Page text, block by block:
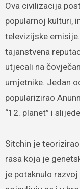
Ova civilizacija
popularnoj kulturi,
televizijske
tajanstvena
utjecali na
umjetnike. Jedan
popularizirao
“12. planet” i
Sitchin je
rasa koja je
je potaknulo